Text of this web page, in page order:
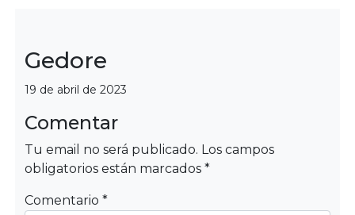
Gedore
Categorías
19 de abril de 2023
Comentar
Tu email no será publicado. Los campos
obligatorios están marcados *
Comentario *